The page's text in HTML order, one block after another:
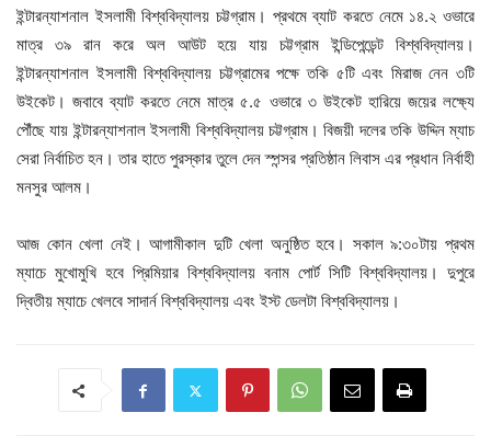
ইন্টারন্যাশনাল ইসলামী বিশ্ববিদ্যালয় চট্টগ্রাম। প্রথমে ব্যাট করতে নেমে ১৪.২ ওভারে
মাত্র ৩৯ রান করে অল আউট হয়ে যায় চট্টগ্রাম ইন্ডিপেন্ডেন্ট বিশ্ববিদ্যালয়।
ইন্টারন্যাশনাল ইসলামী বিশ্ববিদ্যালয় চট্টগ্রামের পক্ষে তকি ৫টি এবং মিরাজ নেন ৩টি
উইকেট। জবাবে ব্যাট করতে নেমে মাত্র ৫.৫ ওভারে ৩ উইকেট হারিয়ে জয়ের লক্ষ্যে
পৌঁছে যায় ইন্টারন্যাশনাল ইসলামী বিশ্ববিদ্যালয় চট্টগ্রাম। বিজয়ী দলের তকি উদ্দিন ম্যাচ
সেরা নির্বাচিত হন। তার হাতে পুরস্কার তুলে দেন স্পন্সর প্রতিষ্ঠান লিবাস এর প্রধান নির্বাহী
মনসুর আলম।
আজ কোন খেলা নেই। আগামীকাল দুটি খেলা অনুষ্ঠিত হবে। সকাল ৯:৩০টায় প্রথম
ম্যাচে মুখোমুখি হবে প্রিমিয়ার বিশ্ববিদ্যালয় বনাম পোর্ট সিটি বিশ্ববিদ্যালয়। দুপুরে
দ্বিতীয় ম্যাচে খেলবে সাদার্ন বিশ্ববিদ্যালয় এবং ইস্ট ডেলটা বিশ্ববিদ্যালয়।